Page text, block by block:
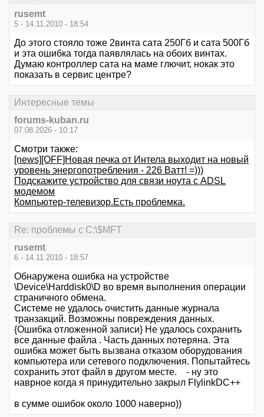
rusemt
5 - 14.11.2010 - 18:54
До этого стояло тоже 2винта сата 250Гб и сата 500Гб
и эта ошибка тогда паявлялась на обоих винтах.
Думаю контроллер сата на маме глючит, нокак это
показать в сервис центре?
Интересные темы
forums-kuban.ru
07.08.2026 - 10:17
Смотри также:
[news][OFF]Новая печка от Интела выходит на новый
уровень энергопотребления - 226 Ватт! =)))
Подскажите устройство для связи ноута с ADSL
модемом
Компьютер-телевизор.Есть проблемка.
Re: проблемы с C:\$MFT
rusemt
6 - 14.11.2010 - 18:57
Обнаружена ошибка на устройстве
\Device\Harddisk0\D во время выполнения операции
страничного обмена.
Системе не удалось очистить данные журнала
транзакций. Возможны повреждения данных.
{Ошибка отложенной записи} Не удалось сохранить
все данные файла . Часть данных потеряна. Эта
ошибка может быть вызвана отказом оборудования
компьютера или сетевого подключения. Попытайтесь
сохранить этот файл в другом месте. - ну это
наврное когда я принудительно закрыл FlylinkDC++
в сумме ошибок около 1000 наверно))